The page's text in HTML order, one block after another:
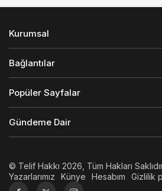
Kurumsal
Bağlantılar
Popüler Sayfalar
Gündeme Dair
© Telif Hakkı 2026, Tüm Hakları
Yazarlarımız
Künye Hesabım Gizlilik